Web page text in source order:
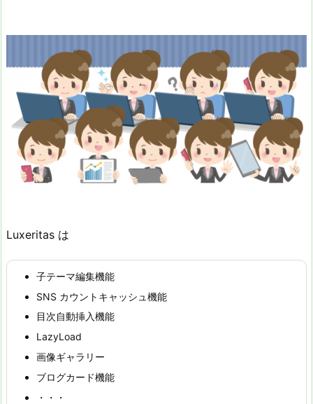
Luxeritas は
子テーマ編集機能
SNS カウントキャッシュ機能
目次自動挿入機能
LazyLoad
画像ギャラリー
ブログカード機能
・・・